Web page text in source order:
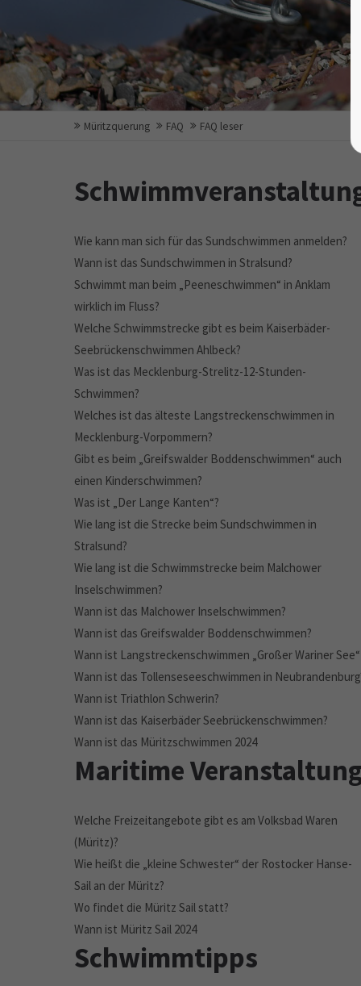
Müritzquerung FAQ FAQ leser
Wie kann man sich für das Sundschwimmen anmelden?
Wann ist das Sundschwimmen in Stralsund?
Schwimmt man beim „Peeneschwimmen“ in Anklam
wirklich im Fluss?
Welche Schwimmstrecke gibt es beim Kaiserbäder-
Seebrückenschwimmen Ahlbeck?
Was ist das Mecklenburg-Strelitz-12-Stunden-
Schwimmen?
Welches ist das älteste Langstreckenschwimmen in
Mecklenburg-Vorpommern?
Gibt es beim „Greifswalder Boddenschwimmen“ auch
einen Kinderschwimmen?
Was ist „Der Lange Kanten“?
Wie lang ist die Strecke beim Sundschwimmen in
Stralsund?
Wie lang ist die Schwimmstrecke beim Malchower
Inselschwimmen?
Wann ist das Malchower Inselschwimmen?
Wann ist das Greifswalder Boddenschwimmen?
Wann ist Langstreckenschwimmen „Großer Wariner See“
Wann ist das Tollenseseeschwimmen in
Wann ist Triathlon Schwerin?
Wann ist das Kaiserbäder Seebrückenschwimmen?
Wann ist das Müritzschwimmen 2024
Maritime
Welche Freizeitangebote gibt es am Volksbad Waren
(Müritz)?
Wie heißt die „kleine Schwester“ der Rostocker Hanse-
Sail an der Müritz?
Wo findet die Müritz Sail statt?
Wann ist Müritz Sail 2024
Schwimmtipps